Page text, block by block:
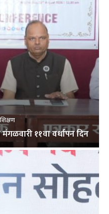
मंगळवारी ११वा वर्धापन दिन